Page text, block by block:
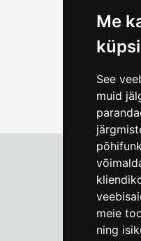
Me
See
muid
meie
ning
Tallinna
E-R kell 9-